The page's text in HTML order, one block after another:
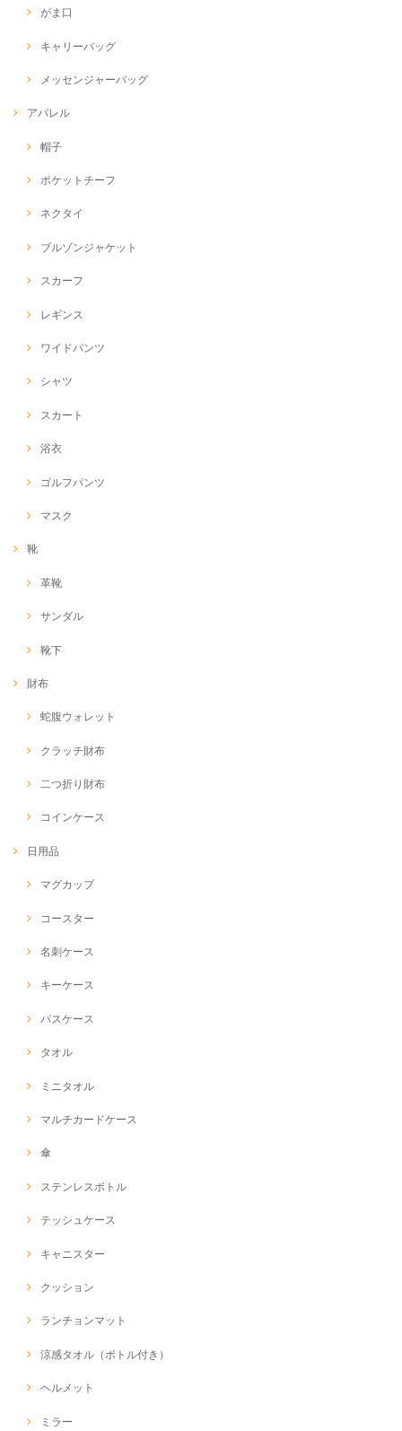
がま口
キャリーバッグ
メッセンジャーバッグ
アパレル
帽子
ポケットチーフ
ネクタイ
ブルゾンジャケット
スカーフ
レギンス
ワイドパンツ
シャツ
スカート
浴衣
ゴルフパンツ
マスク
靴
革靴
サンダル
靴下
財布
蛇腹ウォレット
クラッチ財布
二つ折り財布
コインケース
日用品
マグカップ
コースター
名刺ケース
キーケース
パスケース
タオル
ミニタオル
マルチカードケース
傘
ステンレスボトル
テッシュケース
キャニスター
クッション
ランチョンマット
涼感タオル（ボトル付き）
ヘルメット
ミラー